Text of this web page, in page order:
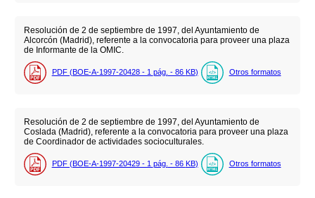
Resolución de 2 de septiembre de 1997, del Ayuntamiento de
Alcorcón (Madrid), referente a la convocatoria para proveer una plaza
de Informante de la OMIC.
PDF (BOE-A-1997-20428 - 1 pág. - 86 KB) Otros formatos
Resolución de 2 de septiembre de 1997, del Ayuntamiento de
Coslada (Madrid), referente a la convocatoria para proveer una plaza
de Coordinador de actividades socioculturales.
PDF (BOE-A-1997-20429 - 1 pág. - 86 KB) Otros formatos